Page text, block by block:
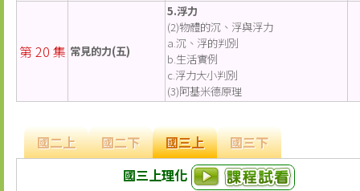
第 20 集 常見的力(五)
5.浮力
(2)物體的沉、浮與浮力
a.沉、浮的判別
b.生活實例
c.浮力大小判別
(3)阿基米德原理
國二上 國二下 國三上
國三下
國三上理化